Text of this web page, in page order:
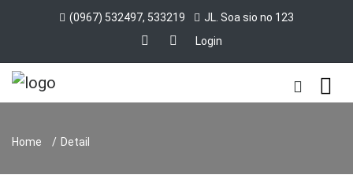
(0967) 532497, 533219
JL. Soa sio no 123
Login
Home Detail